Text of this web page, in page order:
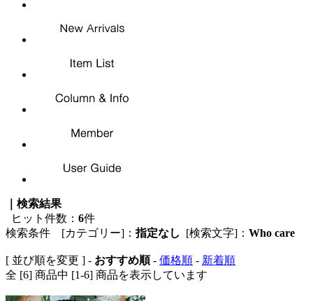
｜検索結果
ヒット件数： 6件
検索条件 [カテゴリー]：指定なし [検索文字]： Who care
[ 並び順を変更 ] - おすすめ順- 価格順 - 新着順
全 [6] 商品中 [1-6] 商品を表示しています